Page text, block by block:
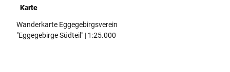
Karte
Wanderkarte Eggegebirgsverein
"Eggegebirge Südteil" | 1:25.000